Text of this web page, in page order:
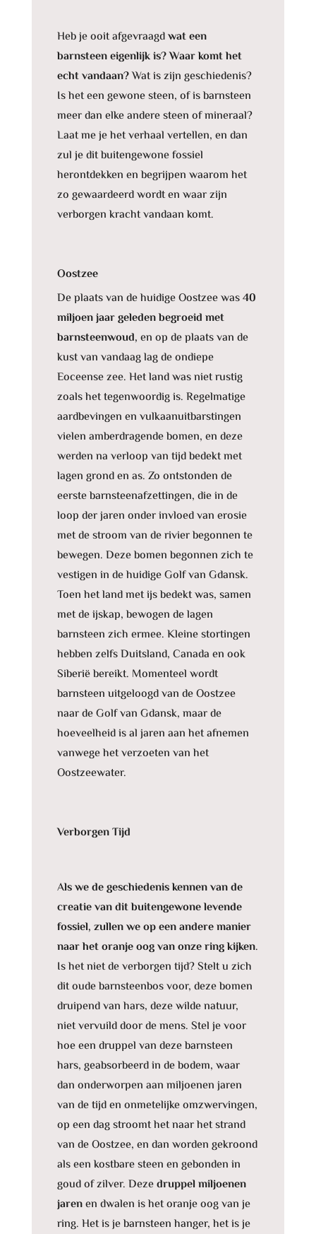
Heb je ooit afgevraagdwat een
barnsteen eigenlijk is? Waar komt het
echt vandaan?Wat is zijn geschiedenis?
Is het een gewone steen, of is barnsteen
meer dan elke andere steen of mineraal?
Laat me je het verhaal vertellen, en dan
zul je dit buitengewone fossiel
herontdekken en begrijpen waarom het
zo gewaardeerd wordt en waar zijn
verborgen kracht vandaan komt.
Oostzee
De plaats van de huidige Oostzee was40
miljoen jaar geleden begroeid met
barnsteenwoud, en op de plaats van de
kust van vandaag lag de ondiepe
Eoceense zee. Het land was niet rustig
zoals het tegenwoordig is. Regelmatige
aardbevingen en vulkaanuitbarstingen
vielen amberdragende bomen, en deze
werden na verloop van tijd bedekt met
lagen grond en as. Zo ontstonden de
eerste barnsteenafzettingen, die in de
loop der jaren onder invloed van erosie
met de stroom van de rivier begonnen te
bewegen. Deze bomen begonnen zich te
vestigen in de huidige Golf van Gdansk.
Toen het land met ijs bedekt was, samen
met de ijskap, bewogen de lagen
barnsteen zich ermee. Kleine stortingen
hebben zelfs Duitsland, Canada en ook
Siberië bereikt. Momenteel wordt
barnsteen uitgeloogd van de Oostzee
naar de Golf van Gdansk, maar de
hoeveelheid is al jaren aan het afnemen
vanwege het verzoeten van het
Oostzeewater.
Verborgen Tijd
Als we de geschiedenis kennen van de
creatie van dit buitengewone levende
fossiel, zullen we op een andere manier
naar het oranje oog van onze ring kijken.
Is het niet de verborgen tijd? Stelt u zich
dit oude barnsteenbos voor, deze bomen
druipend van hars, deze wilde natuur,
niet vervuild door de mens. Stel je voor
hoe een druppel van deze barnsteen
hars, geabsorbeerd in de bodem, waar
dan onderworpen aan miljoenen jaren
van de tijd en onmetelijke omzwervingen,
op een dag stroomt het naar het strand
van de Oostzee, en dan worden gekroond
als een kostbare steen en gebonden in
goud of zilver. Dezedruppel miljoenen
jarenen dwalen is het oranje oog van je
ring. Het is je barnsteen hanger, het is je